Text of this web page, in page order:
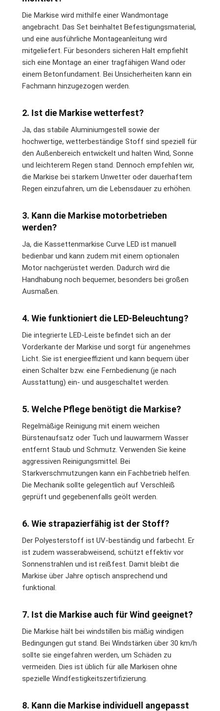
Die Markise wird mithilfe einer Wandmontage
angebracht. Das Set beinhaltet Befestigungsmaterial,
und eine ausführliche Montageanleitung wird
mitgeliefert. Für besonders sicheren Halt empfiehlt
sich eine Montage an einer tragfähigen Wand oder
einem Betonfundament. Bei Unsicherheiten kann ein
Fachmann hinzugezogen werden.
2. Ist die Markise wetterfest?
Ja, das stabile Aluminiumgestell sowie der
hochwertige, wetterbeständige Stoff sind speziell für
den Außenbereich entwickelt und halten Wind, Sonne
und leichterem Regen stand. Dennoch empfehlen wir,
die Markise bei starkem Unwetter oder dauerhaftem
Regen einzufahren, um die Lebensdauer zu erhöhen.
3. Kann die Markise motorbetrieben
werden?
Ja, die Kassettenmarkise Curve LED ist manuell
bedienbar und kann zudem mit einem optionalen
Motor nachgerüstet werden. Dadurch wird die
Handhabung noch bequemer, besonders bei großen
Ausmaßen.
4. Wie funktioniert die LED-Beleuchtung?
Die integrierte LED-Leiste befindet sich an der
Vorderkante der Markise und sorgt für angenehmes
Licht. Sie ist energieeffizient und kann bequem über
einen Schalter bzw. eine Fernbedienung (je nach
Ausstattung) ein- und ausgeschaltet werden.
5. Welche Pflege benötigt die Markise?
Regelmäßige Reinigung mit einem weichen
Bürstenaufsatz oder Tuch und lauwarmem Wasser
entfernt Staub und Schmutz. Verwenden Sie keine
aggressiven Reinigungsmittel. Bei
Starkverschmutzungen kann ein Fachbetrieb helfen.
Die Mechanik sollte gelegentlich auf Verschleiß
geprüft und gegebenenfalls geölt werden.
6. Wie strapazierfähig ist der Stoff?
Der Polyesterstoff ist UV-beständig und farbecht. Er
ist zudem wasserabweisend, schützt effektiv vor
Sonnenstrahlen und ist reißfest. Damit bleibt die
Markise über Jahre optisch ansprechend und
funktional.
7. Ist die Markise auch für Wind geeignet?
Die Markise hält bei windstillen bis mäßig windigen
Bedingungen gut stand. Bei Windstärken über 30 km/h
sollte sie eingefahren werden, um Schäden zu
vermeiden. Dies ist üblich für alle Markisen ohne
spezielle Windfestigkeitszertifizierung.
8. Kann die Markise individuell angepasst